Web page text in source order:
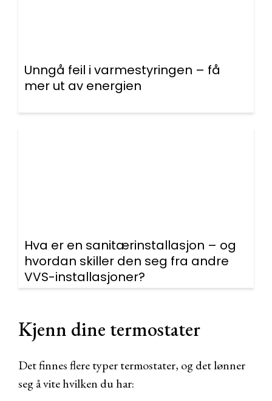
Unngå feil i varmestyringen – få
mer ut av energien
Hva er en sanitærinstallasjon – og
hvordan skiller den seg fra andre
VVS-installasjoner?
Kjenn dine termostater
Det finnes flere typer termostater, og det lønner
seg å vite hvilken du har: